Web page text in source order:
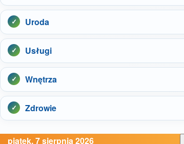
Uroda
Usługi
Wnętrza
Zdrowie
piątek, 7 sierpnia 2026